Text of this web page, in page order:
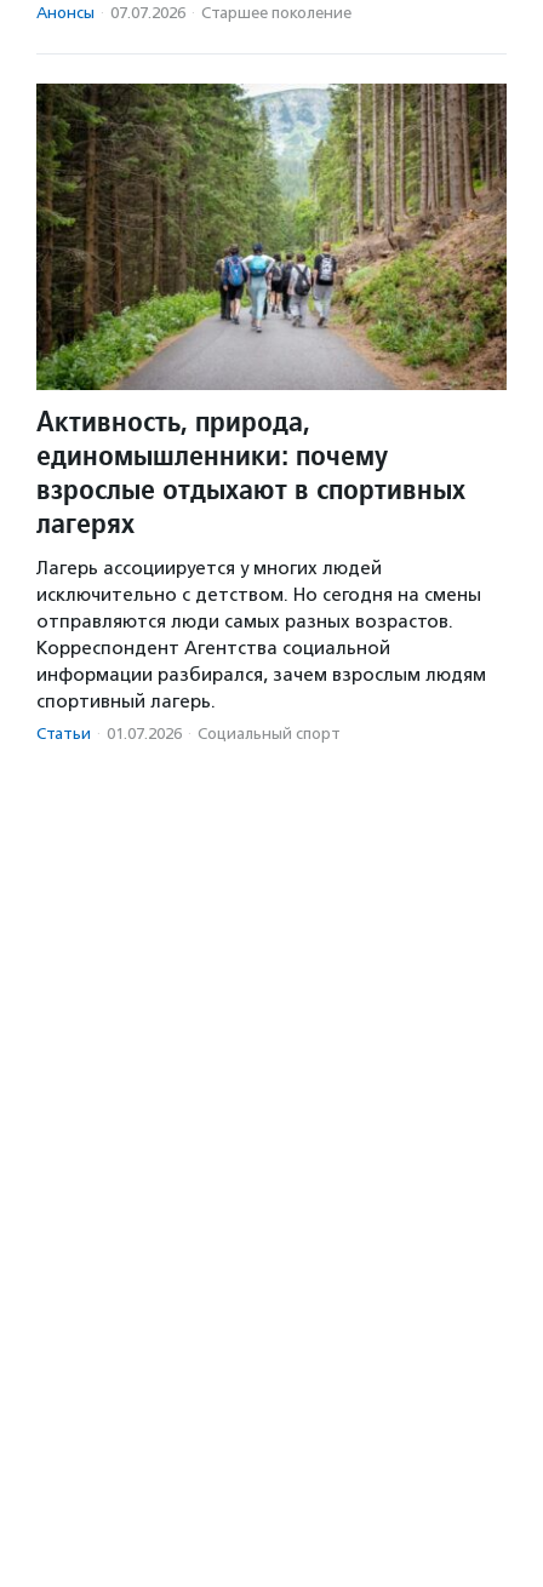
Анонсы · 07.07.2026 · Старшее поколение
Активность, природа,
единомышленники: почему
взрослые отдыхают в спортивных
лагерях
Лагерь ассоциируется у многих людей
исключительно с детством. Но сегодня на смены
отправляются люди самых разных возрастов.
Корреспондент Агентства социальной
информации разбирался, зачем взрослым людям
спортивный лагерь.
Статьи · 01.07.2026 · Социальный спорт